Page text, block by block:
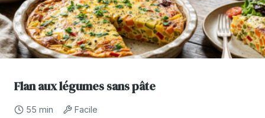
Flan aux légumes sans pâte
55 min Facile